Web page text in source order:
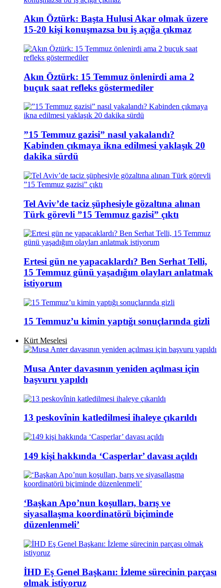
Akın Öztürk: Başta Hulusi Akar olmak üzere
15-20 kişi konuşmazsa bu iş açığa çıkmaz
Akın Öztürk: 15 Temmuz önlenirdi ama 2
buçuk saat refleks göstermediler
”15 Temmuz gazisi” nasıl yakalandı?
Kabinden çıkmaya ikna edilmesi yaklaşık 20
dakika sürdü
Tel Aviv’de taciz şüphesiyle gözaltına alınan
Türk görevli ”15 Temmuz gazisi” çıktı
Ertesi gün ne yapacaklardı? Ben Serhat Telli,
15 Temmuz günü yaşadığım olayları anlatmak
istiyorum
15 Temmuz’u kimin yaptığı sonuçlarında gizli
Kürt Meselesi
Musa Anter davasının yeniden açılması için
başvuru yapıldı
13 peskovînin katledilmesi ihaleye çıkarıldı
149 kişi hakkında ‘Casperlar’ davası açıldı
‘Başkan Apo’nun koşulları, barış ve
siyasallaşma koordinatörü biçiminde
düzenlenmeli’
İHD Eş Genel Başkanı: İzleme sürecinin parçası
olmak istiyoruz